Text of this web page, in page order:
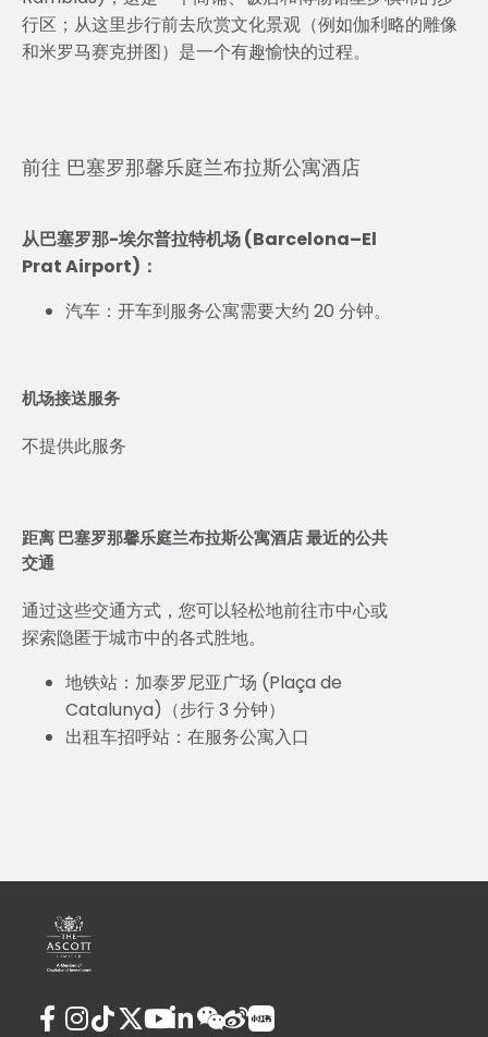
行区；从这里步行前去欣赏文化景观（例如伽利略的雕像
和米罗马赛克拼图）是一个有趣愉快的过程。
前往 巴塞罗那馨乐庭兰布拉斯公寓酒店
从巴塞罗那-埃尔普拉特机场 (Barcelona–El
Prat Airport)：
汽车：开车到服务公寓需要大约 20 分钟。
机场接送服务
不提供此服务
距离 巴塞罗那馨乐庭兰布拉斯公寓酒店 最近的公共
交通
通过这些交通方式，您可以轻松地前往市中心或
探索隐匿于城市中的各式胜地。
地铁站：加泰罗尼亚广场 (Plaça de
Catalunya)（步行 3 分钟）
出租车招呼站：在服务公寓入口